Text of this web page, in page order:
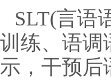
SLT(言语
训练、语调
示，干预后